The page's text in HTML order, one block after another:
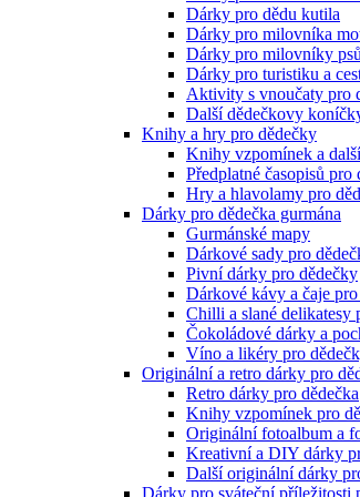
Dárky pro dědu kutila
Dárky pro milovníka
Dárky pro milovníky
Dárky pro turistiku a
Aktivity s vnoučaty pro
Další dědečkovy
Knihy a hry pro dědečky
Knihy vzpomínek a
Předplatné časopisů pro
Hry a hlavolamy pro
Dárky pro dědečka gurmána
Gurmánské mapy
Dárkové sady pro
Pivní dárky pro dědečky
Dárkové kávy a čaje pro
Chilli a slané delikatesy
Čokoládové dárky a
Víno a likéry pro
Originální a retro dárky pro
Retro dárky pro dědečka
Knihy vzpomínek pro
Originální fotoalbum a
Kreativní a DIY dárky
Další originální dárky
Dárky pro sváteční příležitosti